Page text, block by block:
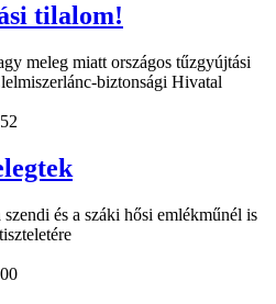
tilalom!
meleg miatt országos tűzgyújtási
biztonsági Hivatal
és a száki hősi emlékműnél is